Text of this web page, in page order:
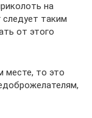
на
таким
от этого
месте, то это